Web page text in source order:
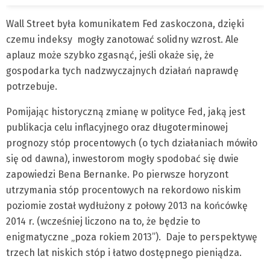
Wall Street była komunikatem Fed zaskoczona, dzięki
czemu indeksy mogły zanotować solidny wzrost. Ale
aplauz może szybko zgasnąć, jeśli okaże się, że
gospodarka tych nadzwyczajnych działań naprawdę
potrzebuje.
Pomijając historyczną zmianę w polityce Fed, jaką jest
publikacja celu inflacyjnego oraz długoterminowej
prognozy stóp procentowych (o tych działaniach mówiło
się od dawna), inwestorom mogły spodobać się dwie
zapowiedzi Bena Bernanke. Po pierwsze horyzont
utrzymania stóp procentowych na rekordowo niskim
poziomie został wydłużony z połowy 2013 na końcówkę
2014 r. (wcześniej liczono na to, że będzie to
enigmatyczne „poza rokiem 2013”). Daje to perspektywę
trzech lat niskich stóp i łatwo dostępnego pieniądza.